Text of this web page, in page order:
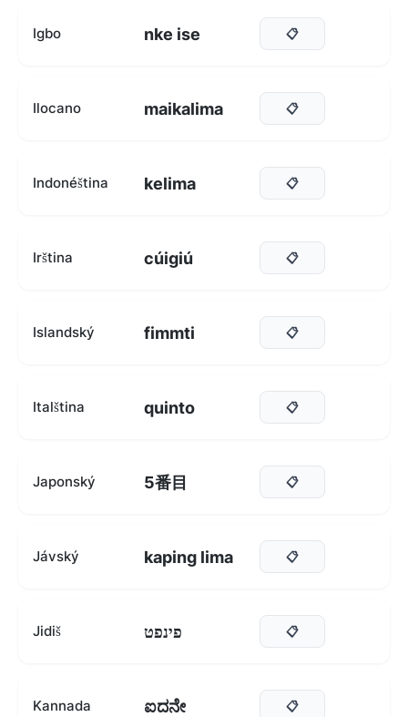
Igbo nke ise 📋
Ilocano maikalima 📋
Indonéština kelima 📋
Irština cúigiú 📋
Islandský fimmti 📋
Italština quinto 📋
Japonský 5番目 📋
Jávský kaping lima 📋
Jidiš פינפט 📋
Kannada ಐದನೇ 📋